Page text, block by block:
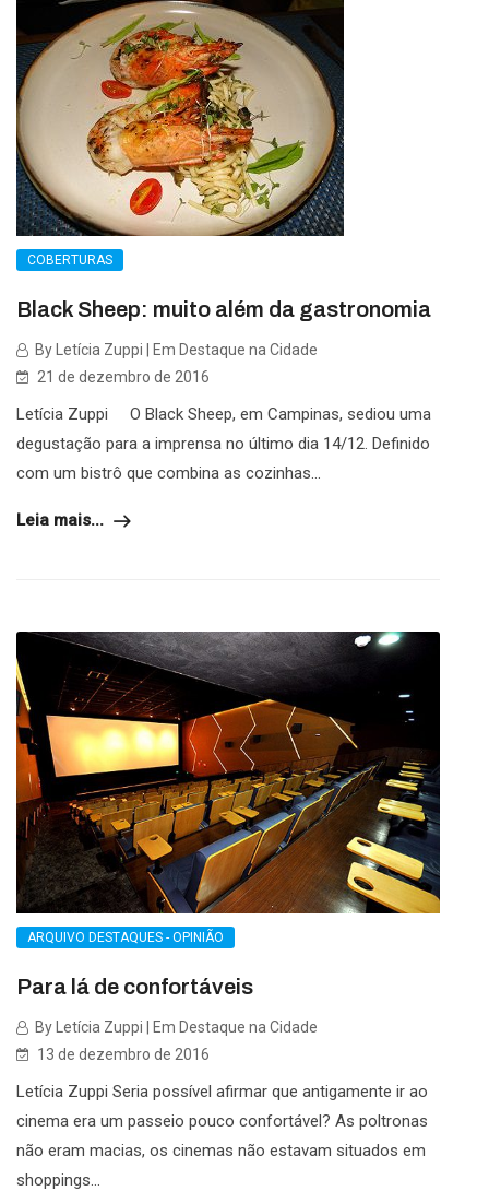
COBERTURAS
Black Sheep: muito além da gastronomia
By Letícia Zuppi | Em Destaque na Cidade
21 de dezembro de 2016
Letícia Zuppi O Black Sheep, em Campinas, sediou uma
degustação para a imprensa no último dia 14/12. Definido
com um bistrô que combina as cozinhas...
Leia mais...
ARQUIVO DESTAQUES - OPINIÃO
Para lá de confortáveis
By Letícia Zuppi | Em Destaque na Cidade
13 de dezembro de 2016
Letícia Zuppi Seria possível afirmar que antigamente ir ao
cinema era um passeio pouco confortável? As poltronas
não eram macias, os cinemas não estavam situados em
shoppings...